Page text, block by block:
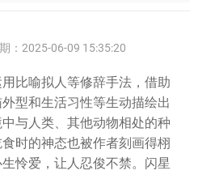
：2025-06-09 15:35:20
比喻拟人等修辞手法，借助
型和生活习性等生动描绘出
与人类、其他动物相处的种
时的神态也被作者刻画得栩
怜爱，让人忍俊不禁。闪星